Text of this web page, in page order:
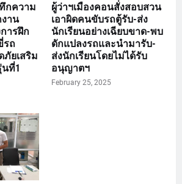
กความ
งาน
ารฝึก
รถ
ยเสริม
นที่1
ผู้ว่าฯเมืองคอนสั่งสอบสวน
เอาผิดคนขับรถตู้รับ-ส่ง
นักเรียนอย่างเฉียบขาด-พบ
ดักแปลงรถและนำมารับ-
ส่งนักเรียนโดยไม่ได้รับ
อนุญาตฯ
February 25, 2025